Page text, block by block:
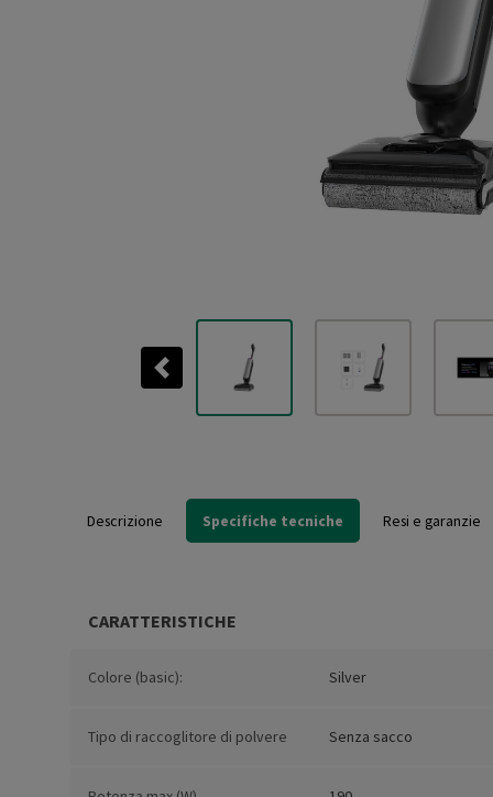
Previous
Descrizione Specifiche tecniche Resi e garanzie
CARATTERISTICHE
Colore (basic): Silver
Tipo di raccoglitore di polvere Senza sacco